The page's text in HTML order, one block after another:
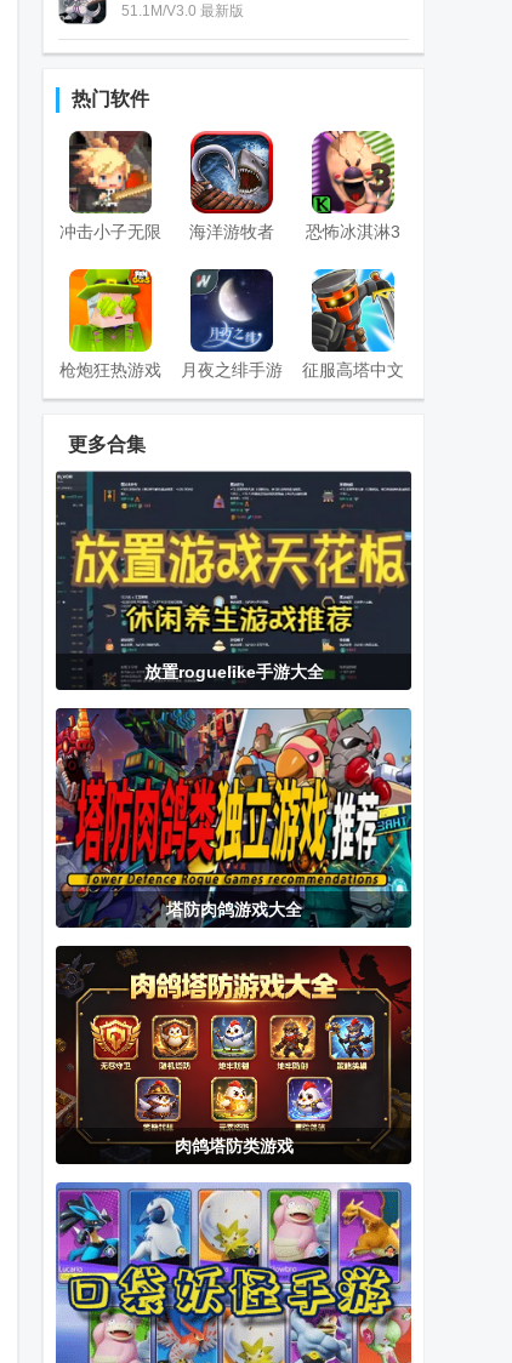
51.1M/V3.0 最新版
热门软件
冲击小子无限
钻石版
海洋游牧者
Raft Survival
国际版
恐怖冰淇淋3
国际版
枪炮狂热游戏
(Fan of Guns)
月夜之绯手游
征服高塔中文
无限钻石
我的小花仙无
限金币版
只有一个真相
游戏无限提示
版
狂暴战龙去广
告版
梦幻驯龙记
雷霆大战最新
版
我的世界原神
生存模组游戏
口袋妖怪珍珠
安卓直装版
巴西卡车司机
在线游戏中文
版
神之天平移植
版
老爹炸鸡店无
限金币版
多人停车联机
汉化版(手动挡
停车场最新版)
手动挡停车场
2国风版模组
更多合集
放置roguelike手游大全
塔防肉鸽游戏大全
肉鸽塔防类游戏